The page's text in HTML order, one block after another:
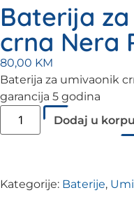
Baterija
crna Nera
80,00 KM
Baterija za umivaonik
garancija 5 godina
Dodaj u korpu
Kategorije: Baterije,